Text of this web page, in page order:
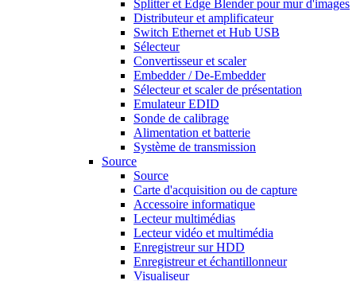
Splitter et Edge Blender pour mur d'images
Distributeur et amplificateur
Switch Ethernet et Hub USB
Sélecteur
Convertisseur et scaler
Embedder / De-Embedder
Sélecteur et scaler de présentation
Emulateur EDID
Sonde de calibrage
Alimentation et batterie
Système de transmission
Source
Source
Carte d'acquisition ou de capture
Accessoire informatique
Lecteur multimédias
Lecteur vidéo et multimédia
Enregistreur sur HDD
Enregistreur et échantillonneur
Visualiseur